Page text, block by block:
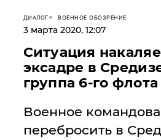
ДИАЛОГ ВОЕННОЕ ОБОЗРЕНИЕ
3 марта 2020, 12:07
Ситуация
эксадре в
группа 6-го
Военное
перебросить в